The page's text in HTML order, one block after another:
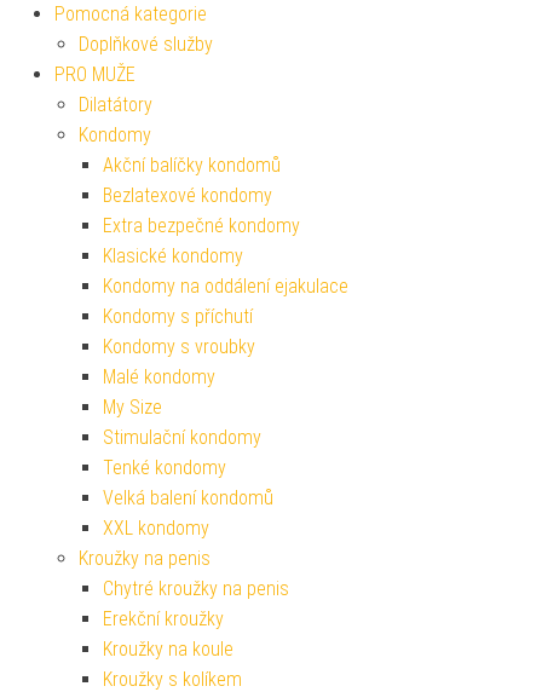
Pomocná kategorie
Doplňkové služby
PRO MUŽE
Dilatátory
Kondomy
Akční balíčky kondomů
Bezlatexové kondomy
Extra bezpečné kondomy
Klasické kondomy
Kondomy na oddálení ejakulace
Kondomy s příchutí
Kondomy s vroubky
Malé kondomy
My Size
Stimulační kondomy
Tenké kondomy
Velká balení kondomů
XXL kondomy
Kroužky na penis
Chytré kroužky na penis
Erekční kroužky
Kroužky na koule
Kroužky s kolíkem